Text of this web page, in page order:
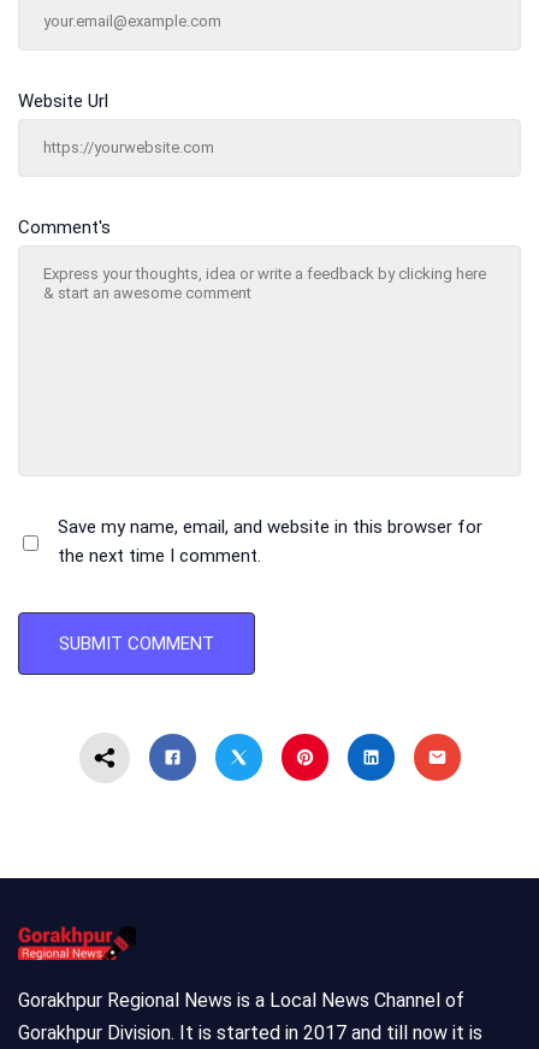
Comment's
Website Url
Save my name, email, and website in this browser for
the next time I comment.
Gorakhpur Regional News is a Local News Channel of
Gorakhpur Division. It is started in 2017 and till now it is